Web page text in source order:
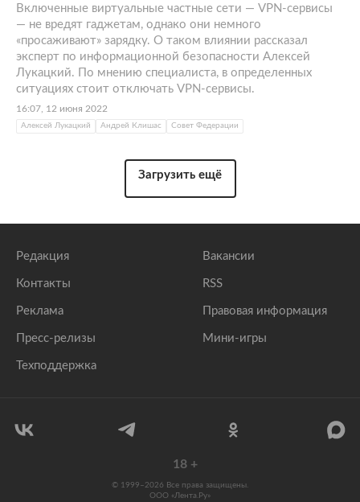
Включенные виртуальные частные сети — VPN-сервисы
— не вредят гаджетам, однако они немного
«просаживают» зарядку. О таком влиянии рассказал
эксперт по информационной безопасности Алексей
Лукацкий. По мнению специалиста, в определенных
ситуациях стоит отключать VPN-сервисы.
16:07, 12 июня 2022
Алексей Лукацкий Андрей Клишас Совет Федерации
Загрузить ещё
Редакция
Контакты
Реклама
Пресс-релизы
Техподдержка
Вакансии
RSS
Правовая информация
Мини-игры
18 +
© 1999–2026 Все права защищены.
ООО «Лента.Ру»